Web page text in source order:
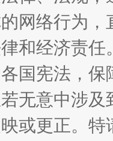
魏明亮
网络行为
和经济责
国宪法，
无意中涉
或更正。